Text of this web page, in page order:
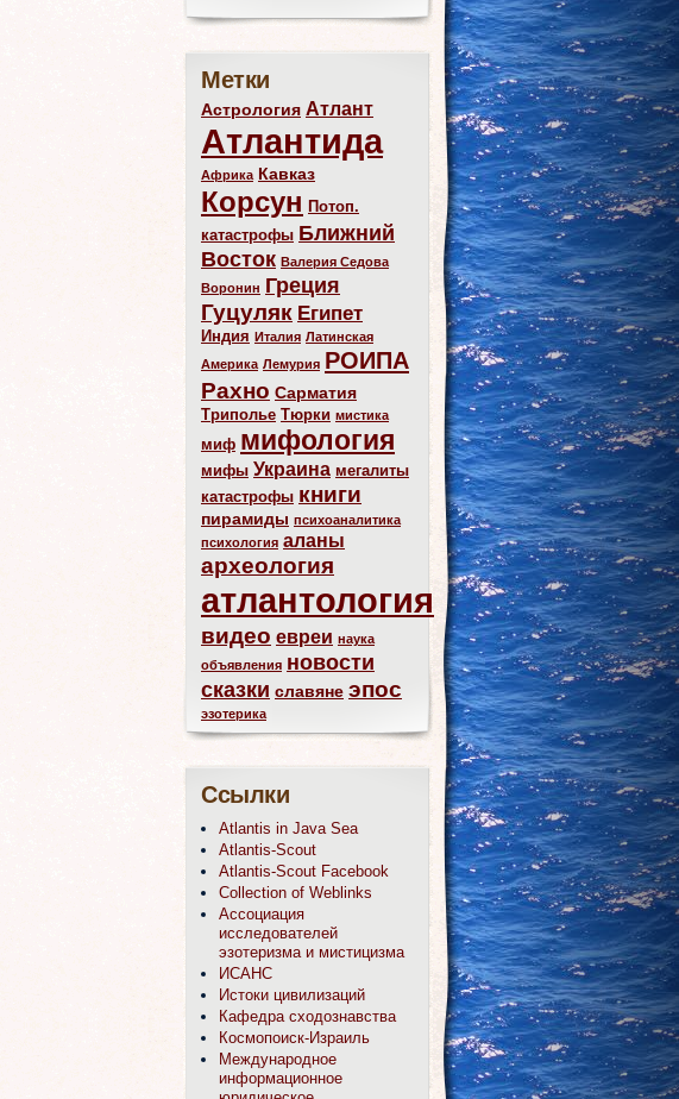
Метки
Астрология Атлант
Атлантида
Африка Кавказ
Корсун Потоп.
катастрофы Ближний
Восток Валерия Седова
Воронин Греция
Гуцуляк Египет
Индия Италия Латинская
Америка Лемурия РОИПА
Рахно Сарматия
Триполье Тюрки мистика
миф мифология
мифы Украина мегалиты
катастрофы книги
пирамиды психоаналитика
психология аланы
археология
атлантология
видео евреи наука
объявления новости
сказки славяне эпос
эзотерика
Ссылки
Atlantis in Java Sea
Atlantis-Scout
Atlantis-Scout Facebook
Collection of Weblinks
Ассоциация
исследователей
эзотеризма и мистицизма
ИСАНС
Истоки цивилизаций
Кафедра сходознавства
Космопоиск-Израиль
Международное
информационное